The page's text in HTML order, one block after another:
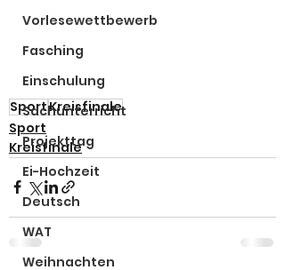
Vorlesewettbewerb
Fasching
Einschulung
Sachunterricht
Projekttag
Ei-Hochzeit
Deutsch
WAT
Weihnachten
SportKreisfinale
Sport
Kreisfinale